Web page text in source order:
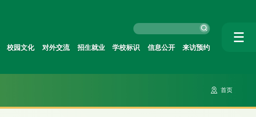
校园文化 对外交流 招生就业 学校标识 信息公开 来访预约
首页